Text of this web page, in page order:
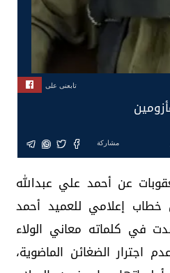
تابعنى على
مشاركة
العقوبات عن أحمد علي عبدالله
إعلامي للعميد أحمد
في كلماته معاني الولاء
اجترار الضغائن الماضوية،